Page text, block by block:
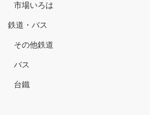
市場いろは
鉄道・バス
その他鉄道
バス
台鐵